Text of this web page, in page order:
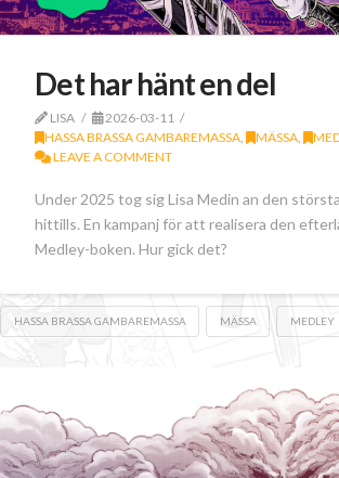
Det har hänt en del
LISA
2026-03-11
HASSA BRASSA GAMBAREMASSA, MÄSSA,
LEAVE A COMMENT
Under 2025 tog sig Lisa Medin an den
hittills. En kampanj för att realisera den
Medley-boken. Hur gick det?
HASSA BRASSA GAMBAREMASSA MÄSSA MEDLEY